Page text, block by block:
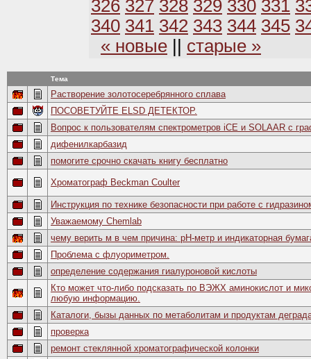
326 327 328 329 330 331
340 341 342 343 344 345
« новые
старые »
Тема
Растворение золотосеребрянного сплава
ПОСОВЕТУЙТЕ ELSD ДЕТЕКТОР.
Вопрос к пользователям спектрометров iCE и SOLAAR с
дифенилкарбазид
помогите срочно скачать книгу бесплатно
Хроматограф Beckman Coulter
Инструкция по технике безопасности при работе с
Уважаемому Chemlab
чему верить м в чем причина: рН-метр и индикаторная
Проблема с флуориметром.
определение содержания гиалуроновой кислоты
Кто может что-либо подсказать по ВЭЖХ аминокислот и
любую информацию.
Каталоги, бызы данных по метаболитам и продуктам
проверка
ремонт стеклянной хроматографической колонки